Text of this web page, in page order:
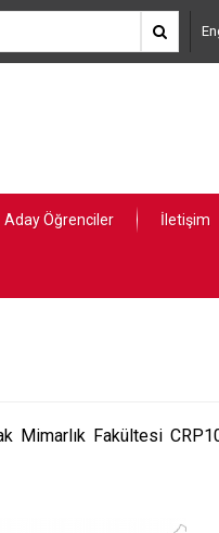
Aday Öğrenciler İletişim
Mimarlık Fakültesi